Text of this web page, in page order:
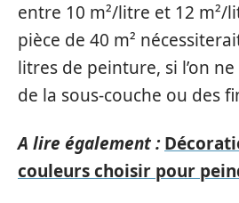
entre 10 m²/litre et 12 m²/
pièce de 40 m²
litres de peinture, si l’on
de la sous-couche ou des
A lire également :
couleurs choisir pour